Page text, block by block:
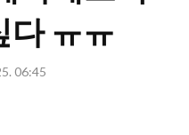
다 ㅠㅠ
06:45